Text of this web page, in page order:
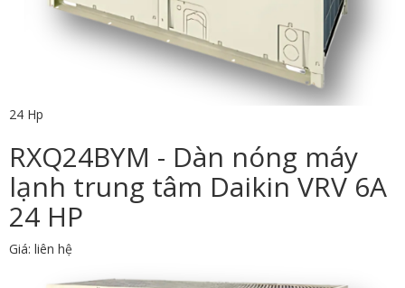
24 Hp
RXQ24BYM - Dàn nóng máy
lạnh trung tâm Daikin VRV 6A
24 HP
Giá: liên hệ